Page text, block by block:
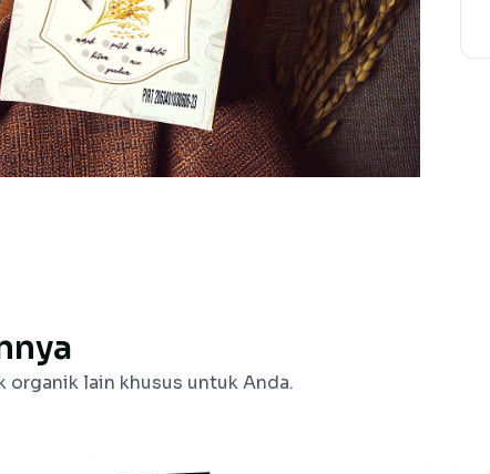
organik lain khusus untuk Anda.